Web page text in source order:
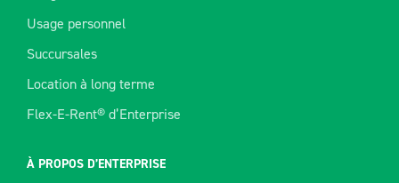
Usage personnel
Succursales
Location à long terme
Flex-E-Rent® d’Enterprise
À PROPOS D’ENTERPRISE